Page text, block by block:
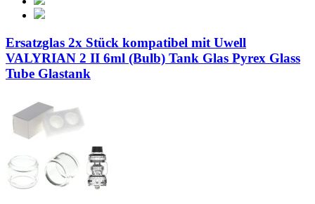
Ersatzglas 2x Stück kompatibel mit Uwell
VALYRIAN 2 II 6ml (Bulb) Tank Glas Pyrex Glass
Tube Glastank